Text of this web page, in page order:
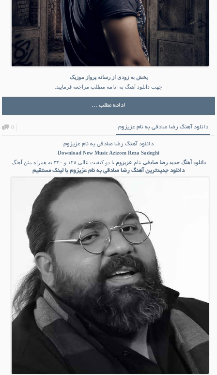
پخش به زودی از رسانه پرواز موزیک
جهت دانلود آهنگ به ادامه مطلب مراجعه فرمایید.
ادامه مطلب ...
دانلود آهنگ رضا صادقی به نام عزیزوم 0
دانلود آهنگ رضا صادقی به نام عزیزوم
Download New Music Azizom Reza Sadeghi
دانلود آهنگ جدید رضا صادقی بنام عزیزوم با دو کیفیت عالی ۱۲۸ و ۳۲۰ به همراه متن آهنگ
دانلود جدیدترین آهنگ رضا صادقی به نام عزیزوم با لینک مستقیم